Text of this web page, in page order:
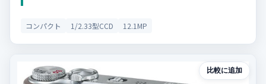
コンパクト 1/2.33型CCD 12.1MP
比較に追加